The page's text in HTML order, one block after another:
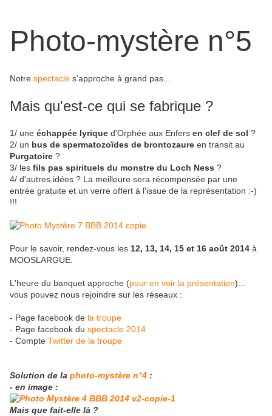
Photo-mystère n°5
Notre spectacle s'approche à grand pas...
Mais qu'est-ce qui se fabrique ?
1/ une échappée lyrique d'Orphée aux Enfers en clef de sol ?
2/ un bus de spermatozoïdes de brontozaure en transit au
Purgatoire ?
3/ les fils pas spirituels du monstre du Loch Ness ?
4/ d'autres idées ? La meilleure sera récompensée par une
entrée gratuite et un verre offert à l'issue de la représentation :-)
!!!
Pour le savoir, rendez-vous les 12, 13, 14, 15 et 16 août 2014 à
MOOSLARGUE.
L'heure du banquet approche (pour en voir la présentation)...
vous pouvez nous rejoindre sur les réseaux :
- Page facebook de la troupe
- Page facebook du spectacle 2014
- Compte Twitter de la troupe
Solution de la photo-mystère n°4 :
- en image :
Mais que fait-elle là ?